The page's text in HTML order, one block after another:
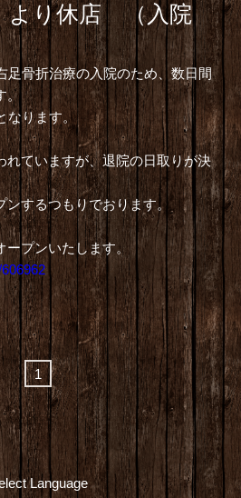
より休店 （入院
足骨折治療の入院のため、数日間
。
なります。
れていますが、退院の日取りが決
ンするつもりでおります。
プンいたします。
1
Language